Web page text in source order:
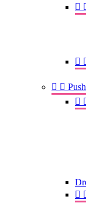


 

